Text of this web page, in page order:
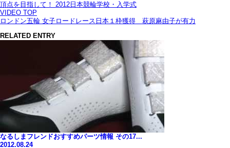
頂点を目指して！ 2012日本競輪学校・入学式
VIDEO TOP
ロンドン五輪 女子ロードレース日本１枠獲得 萩原麻由子が有力
RELATED ENTRY
なるしまフレンドおすすめパーツ情報 その17...
2012.08.24